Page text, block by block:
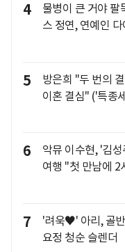
4
물병이 큰 거야 팔
스 정연, 연예인
5
방은희 "두 번의
이혼 결심" ('특종
6
악뮤 이수현, '김
여행 "첫 만남에 2
7
'려욱♥' 아리, 골
요정 청순 슬렌더